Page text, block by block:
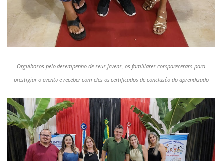
Orgulhosos pelo desempenho de seus jovens, os familiares compareceram para
prestigiar o evento e receber com eles os certificados de conclusão do aprendizado